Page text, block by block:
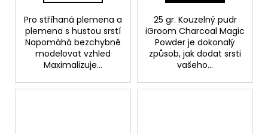
Pro stříhaná plemena a
plemena s hustou srstí
Napomáhá bezchybně
modelovat vzhled
Maximalizuje...
25 gr. Kouzelný pudr
iGroom Charcoal Magic
Powder je dokonalý
způsob, jak dodat srsti
vašeho...